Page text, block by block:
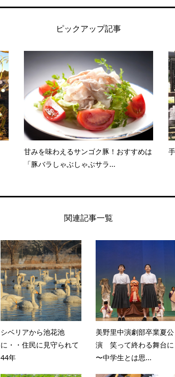
ピックアップ記事
甘みを味わえるサンゴク豚！おすすめは
「豚バラしゃぶしゃぶサラ...
関連記事一覧
シベリアから池花池
に・・住民に見守られて
44年
美野里中演劇部卒業夏公
演 笑って終わる舞台に
〜中学生とは思...